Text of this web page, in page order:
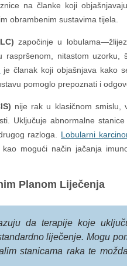
na članke koji
obrambenim sustavima tijela.
započinje u
nitastom uzorku,
je članak koji objašnjava kako
pomoglo prepoznati i
nije rak u klasičnom smislu,
Uključuje abnormalne
razloga. Lobularni
mogući način jačanja
Planom Liječenja
da terapije koje
liječenje. Mogu
stanicama raka te